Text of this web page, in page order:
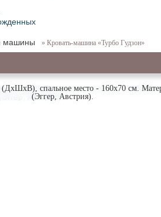
машины » Кровать-машина «Турбо Гудзон»
(ДхШхВ), спальное место - 160x70 см.
(Эггер, Австрия).